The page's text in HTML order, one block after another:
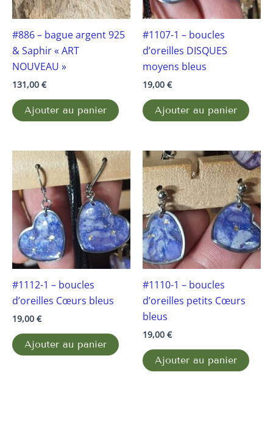
#886 – bague argent 925
& Saphir « ART
NOUVEAU »
131,00 €
Ajouter au panier
#1107-1 – boucles
d’oreilles DISQUES
moyens bleus
19,00 €
Ajouter au panier
#1112-1 – boucles
d’oreilles Cœurs bleus
19,00 €
Ajouter au panier
#1110-1 – boucles
d’oreilles petits Cœurs
bleus
19,00 €
Ajouter au panier